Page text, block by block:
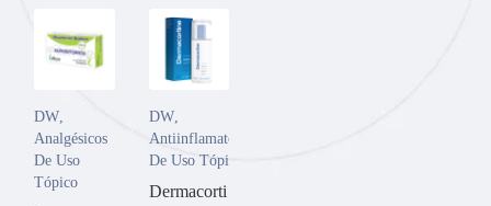
DW
Analgésicos
De Uso
Tópico
DW,
Antiinflamatorios
De Uso Tópico
Dermacorti